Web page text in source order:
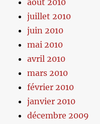
août 2010
juillet 2010
juin 2010
mai 2010
avril 2010
mars 2010
février 2010
janvier 2010
décembre 2009